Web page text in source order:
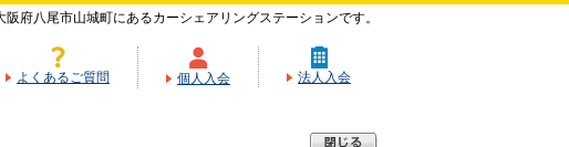
府八尾市山城町にあるカーシェアリングステーションです。
よくあるご質問 個人入会 法人入会